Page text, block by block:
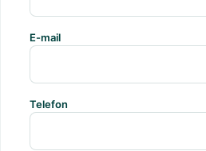
E-mail
Telefon